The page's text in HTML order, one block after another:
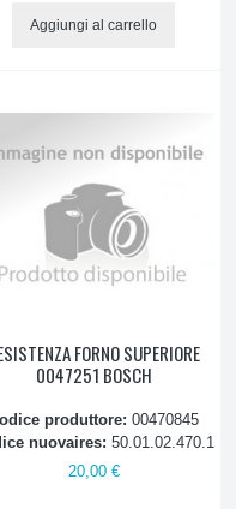
Aggiungi al carrello
FORNO SUPERIORE
0047251 BOSCH
produttore:00470845
nuovaires:50.01.02.470.1
20,00 €